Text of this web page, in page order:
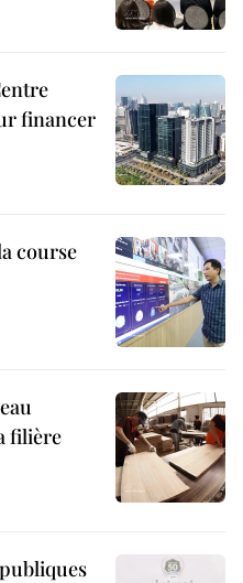
financer
course
filière